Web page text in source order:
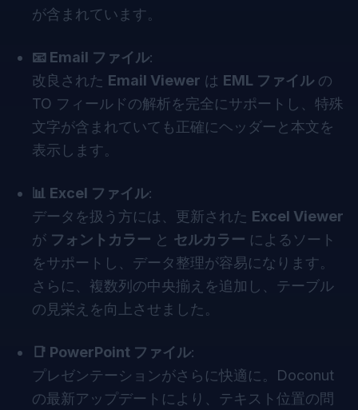
が含まれています。
📧 Email ファイル:
改良された Email Viewer は EML ファイル の
TO フィールドの解析を完全にサポートし、特殊
文字が含まれていても正確にヘッダーと本文を
表示します。
📊 Excel ファイル:
データを扱う方には、更新された Excel Viewer
が フォントカラー と セルカラー によるソート
をサポートし、データ整理が容易になります。
さらに、複数列の中央揃えを追加し、テーブル
の見栄えを向上させました。
📑 PowerPoint ファイル:
プレゼンテーションがさらに快適に。 Doconut
の最新アップデートにより、テキスト位置の問